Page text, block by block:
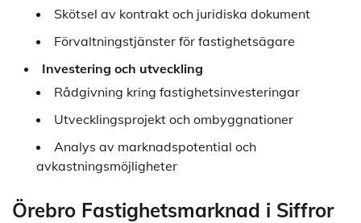
Skötsel av kontrakt och juridiska dokument
Förvaltningstjänster för fastighetsägare
Investering och utveckling
Rådgivning kring fastighetsinvesteringar
Utvecklingsprojekt och ombyggnationer
Analys av marknadspotential och
avkastningsmöjligheter
Örebro Fastighetsmarknad i Siffror